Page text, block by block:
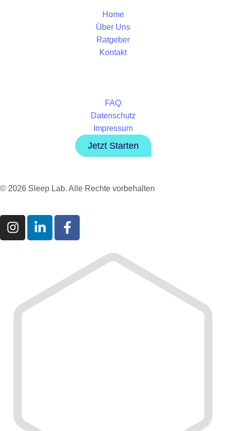
Home
Über Uns
Ratgeber
Kontakt
FAQ
Datenschutz
Impressum
Jetzt Starten
© 2026 Sleep Lab. Alle Rechte vorbehalten